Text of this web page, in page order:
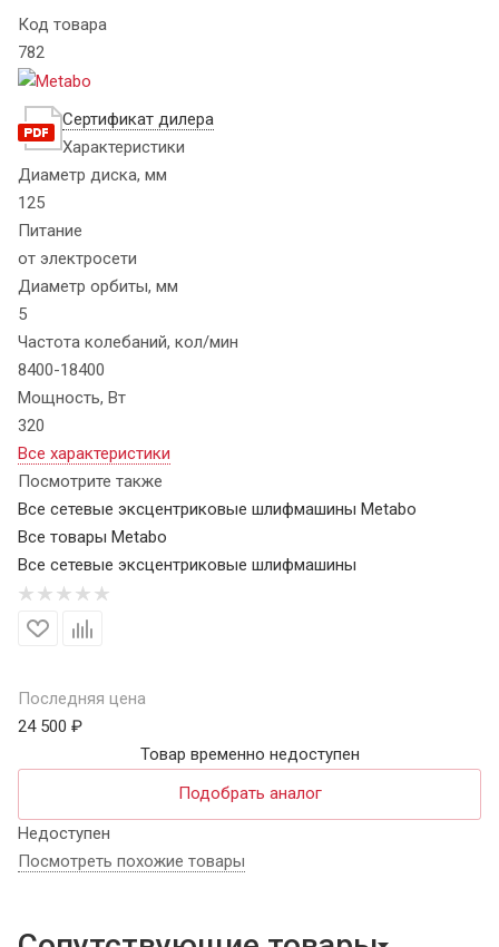
Код товара
782
Сертификат дилера
Характеристики
Диаметр диска, мм
125
Питание
от электросети
Диаметр орбиты, мм
5
Частота колебаний, кол/мин
8400-18400
Мощность, Вт
320
Все характеристики
Посмотрите также
Все сетевые эксцентриковые шлифмашины Metabo
Все товары Metabo
Все сетевые эксцентриковые шлифмашины
Последняя цена
24 500 ₽
Товар временно недоступен
Подобрать аналог
Недоступен
Посмотреть похожие товары